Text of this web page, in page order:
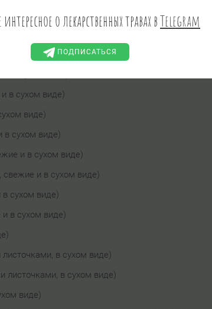
и сухом виде)
виде)
в сухом виде)
в сухом виде)
в сухом виде)
виде)
в сухом виде)
и в сухом виде)
свежие и в сухом виде)
сухом виде)
в сухом виде)
в сухом виде)
листочками, в сухом виде)
виде)
о лекарственных травах вTelegram
ПОДПИСАТЬСЯ